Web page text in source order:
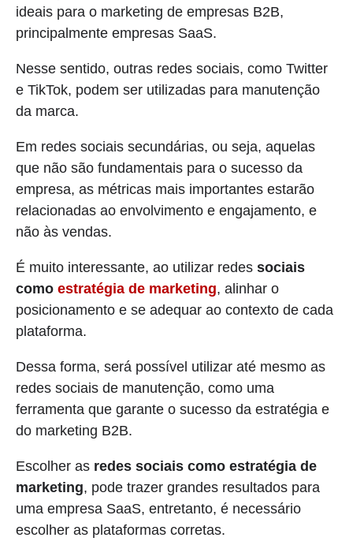
ideais para o marketing de empresas B2B,
principalmente empresas SaaS.
Nesse sentido, outras redes sociais, como Twitter
e TikTok, podem ser utilizadas para manutenção
da marca.
Em redes sociais secundárias, ou seja, aquelas
que não são fundamentais para o sucesso da
empresa, as métricas mais importantes estarão
relacionadas ao envolvimento e engajamento, e
não às vendas.
É muito interessante, ao utilizar redes sociais
como estratégia de marketing, alinhar o
posicionamento e se adequar ao contexto de cada
plataforma.
Dessa forma, será possível utilizar até mesmo as
redes sociais de manutenção, como uma
ferramenta que garante o sucesso da estratégia e
do marketing B2B.
Escolher as redes sociais como estratégia de
marketing, pode trazer grandes resultados para
uma empresa SaaS, entretanto, é necessário
escolher as plataformas corretas.